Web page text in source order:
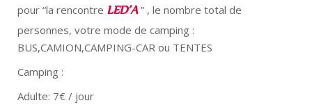
pour “la rencontre LED’A” , le nombre total de
personnes, votre mode de camping :
BUS,CAMION,CAMPING-CAR ou TENTES
Camping :
Adulte: 7€ / jour